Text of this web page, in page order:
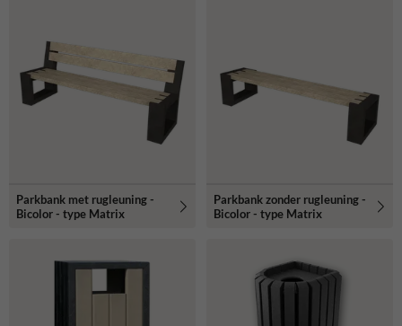
Parkbank met rugleuning -
Bicolor - type Matrix
Parkbank zonder rugleuning -
Bicolor - type Matrix